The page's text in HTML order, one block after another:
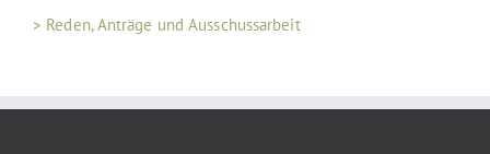
> Reden, Anträge und Ausschussarbeit